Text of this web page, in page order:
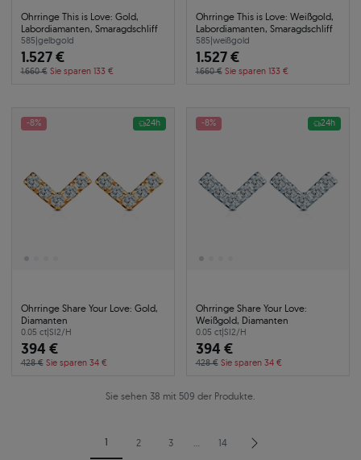
Ohrringe This is Love: Gold,
Labordiamanten, Smaragdschliff
585|gelbgold
1.527 €
1.660 € Sie sparen 133 €
Ohrringe This is Love: Weißgold,
Labordiamanten, Smaragdschliff
585|weißgold
1.527 €
1.660 € Sie sparen 133 €
-8% 24h
Ohrringe Share Your Love: Gold,
Diamanten
0.05 ct|SI2/H
394 €
428 € Sie sparen 34 €
-8% 24h
Ohrringe Share Your Love:
Weißgold, Diamanten
0.05 ct|SI2/H
394 €
428 € Sie sparen 34 €
Sie sehen 38 mit 509 der Produkte.
1 2 3 … 14